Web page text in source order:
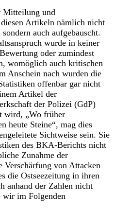
Mitteilung und
Artikeln nämlich nicht
auch aufgebauscht.
wurde in keiner
oder zumindest
womöglich auch kritischen
Anschein nach wurden die
offenbar gar nicht
Artikel der
der Polizei (GdP)
wird, „Wo früher
heute Steine“, mag dies
Sichtweise sein. Sie
des BKA-Berichts nicht
Zunahme der
Verschärfung von Attacken
die Ostseezeitung in ihren
anhand der Zahlen nicht
wir im Folgenden